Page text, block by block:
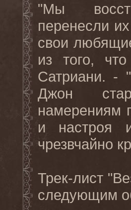
"Мы
перенесли
свои
из того,
Сатриани. -
Джон
намерениям
и настроя
чрезвчайно
Трек-лист "
следующим